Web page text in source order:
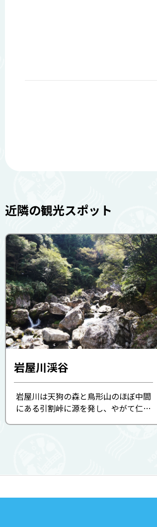
近隣の観光スポット
岩屋川渓谷
岩屋川は天狗の森と鳥形山のほぼ中間
にある引割峠に源を発し、やがて仁淀